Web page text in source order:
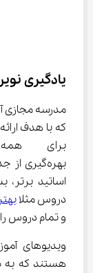
یادگیری
مدرسه مجازی
که با هدف
بهره‌گیری
اساتید
دروس مثلا
و تمام دروس
هستند که به